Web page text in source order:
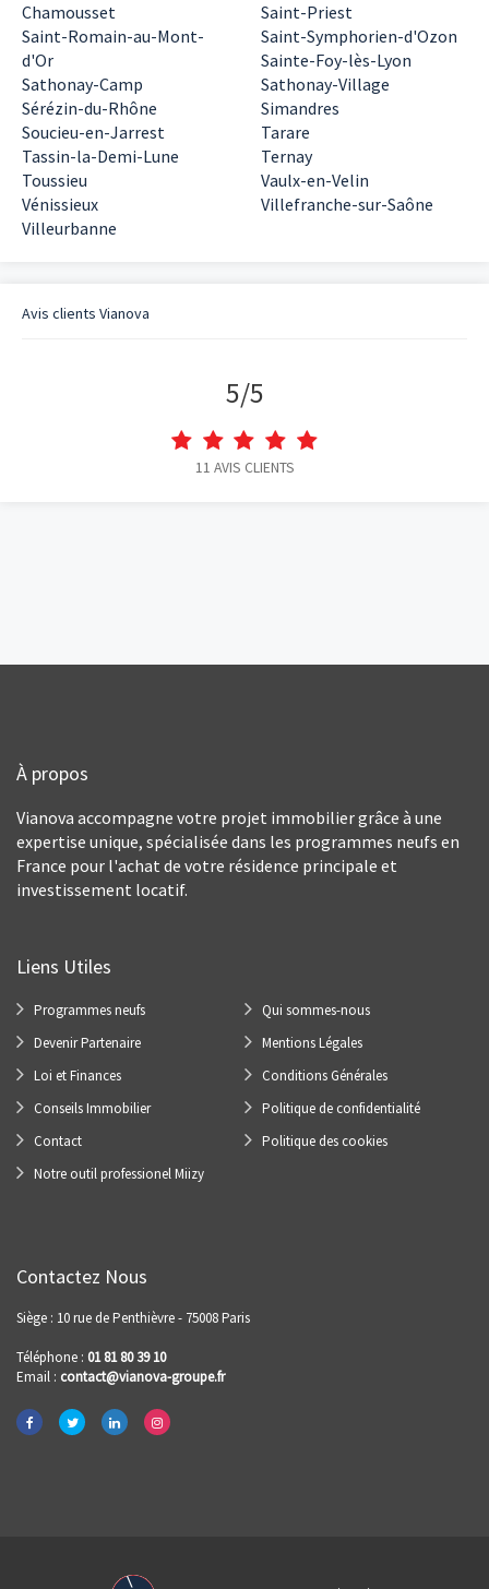
Chamousset
Saint-Priest
Saint-Romain-au-Mont-
d'Or
Saint-Symphorien-d'Ozon
Sainte-Foy-lès-Lyon
Sathonay-Camp
Sathonay-Village
Sérézin-du-Rhône
Simandres
Soucieu-en-Jarrest
Tarare
Tassin-la-Demi-Lune
Ternay
Toussieu
Vaulx-en-Velin
Vénissieux
Villefranche-sur-Saône
Villeurbanne
Avis clients Vianova
5/5
11 AVIS CLIENTS
À propos
Vianova accompagne votre projet immobilier grâce à une
expertise unique, spécialisée dans les programmes neufs en
France pour l'achat de votre résidence principale et
investissement locatif.
Liens Utiles
Programmes neufs
Devenir Partenaire
Loi et Finances
Conseils Immobilier
Contact
Notre outil professionel Miizy
Qui sommes-nous
Mentions Légales
Conditions Générales
Politique de confidentialité
Politique des cookies
Contactez Nous
Siège : 10 rue de Penthièvre - 75008 Paris
Téléphone : 01 81 80 39 10
Email : contact@vianova-groupe.fr